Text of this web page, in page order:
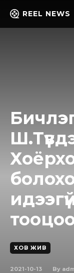
REEL NEWS
ХОВ ЖИВ
2021-10-13 By